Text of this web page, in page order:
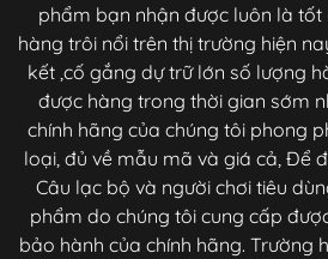
phẩm bạn nhận được luôn là tốt
hàng trôi nổi trên thị trường hiện
kết ,cố gắng dự trữ lớn số lượng
được hàng trong thời gian sớm
chính hãng của chúng tôi phong
loại, đủ về mẫu mã và giá cả, Để
Câu lạc bộ và người chơi tiêu
phẩm do chúng tôi cung cấp
bảo hành của chính hãng. Trường